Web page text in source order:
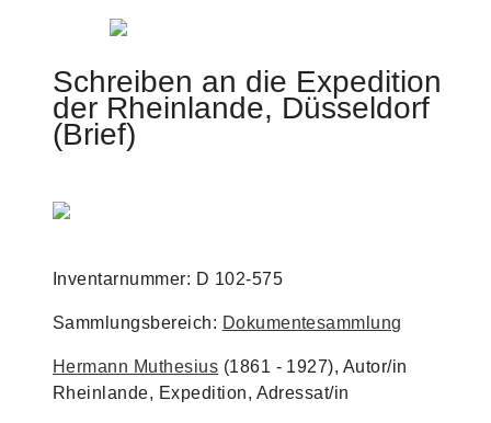
Jump to navigation
Schreiben an die Expedition
der Rheinlande, Düsseldorf
(Brief)
Inventarnummer: D 102-575
Sammlungsbereich: Dokumentesammlung
Hermann Muthesius (1861 - 1927), Autor/in
Rheinlande, Expedition, Adressat/in